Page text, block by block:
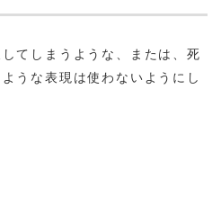
てしまうような、または、死
うな表現は使わないようにし